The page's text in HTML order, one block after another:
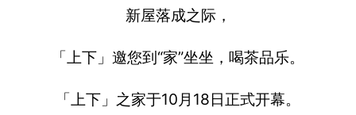
新屋落成之际，
「上下」邀您到“家”坐坐，喝茶品乐。
「上下」之家于10月18日正式开幕。